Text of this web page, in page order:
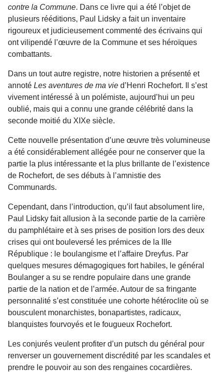
contre la Commune. Dans ce livre qui a été l’objet de
plusieurs rééditions, Paul Lidsky a fait un inventaire
rigoureux et judicieusement commenté des écrivains qui
ont vilipendé l’œuvre de la Commune et ses héroïques
combattants.
Dans un tout autre registre, notre historien a présenté et
annoté Les aventures de ma vie d’Henri Rochefort. Il s’est
vivement intéressé à un polémiste, aujourd’hui un peu
oublié, mais qui a connu une grande célébrité dans la
seconde moitié du XIXe siècle.
Cette nouvelle présentation d’une œuvre très volumineuse
a été considérablement allégée pour ne conserver que la
partie la plus intéressante et la plus brillante de l’existence
de Rochefort, de ses débuts à l’amnistie des
Communards.
Cependant, dans l’introduction, qu’il faut absolument lire,
Paul Lidsky fait allusion à la seconde partie de la carrière
du pamphlétaire et à ses prises de position lors des deux
crises qui ont bouleversé les prémices de la IIIe
République : le boulangisme et l’affaire Dreyfus. Par
quelques mesures démagogiques fort habiles, le général
Boulanger a su se rendre populaire dans une grande
partie de la nation et de l’armée. Autour de sa fringante
personnalité s’est constituée une cohorte hétéroclite où se
bousculent monarchistes, bonapartistes, radicaux,
blanquistes fourvoyés et le fougueux Rochefort.
Les conjurés veulent profiter d’un putsch du général pour
renverser un gouvernement discrédité par les scandales et
prendre le pouvoir au son des rengaines cocardières.